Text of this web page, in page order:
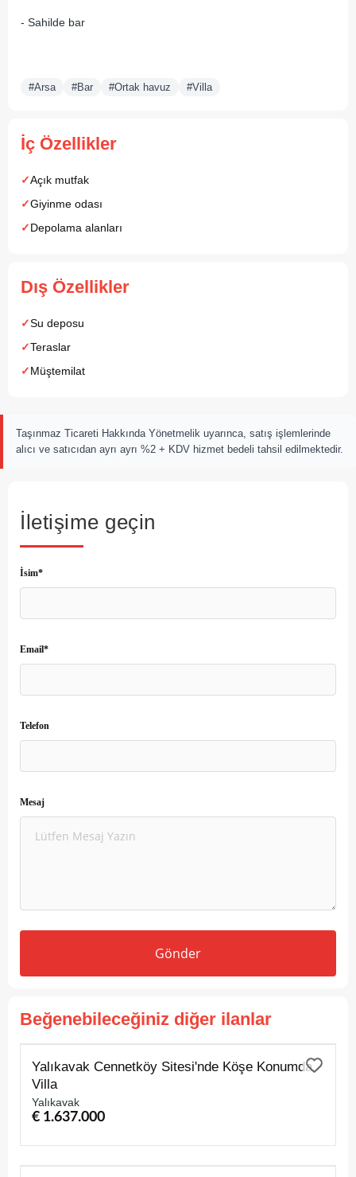
- Sahilde bar
#Arsa #Bar #Ortak havuz #Villa
İç Özellikler
Açık mutfak
Giyinme odası
Depolama alanları
Dış Özellikler
Su deposu
Teraslar
Müştemilat
Taşınmaz Ticareti Hakkında Yönetmelik uyarınca, satış işlemlerinde
alıcı ve satıcıdan ayrı ayrı %2 + KDV hizmet bedeli tahsil edilmektedir.
İletişime geçin
İsim*
Email*
Telefon
Mesaj
Gönder
Beğenebileceğiniz diğer ilanlar
SATILIK
Yalıkavak Cennetköy Sitesi'nde Köşe Konumda
Villa
Yalıkavak
€ 1.637.000